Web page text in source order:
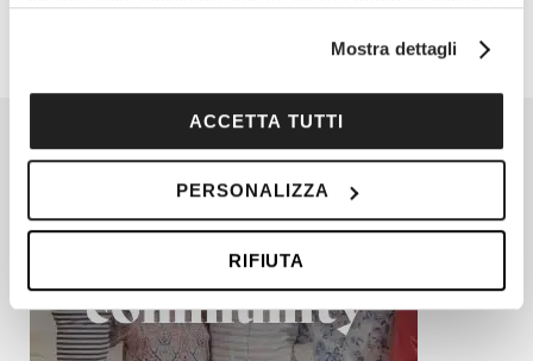
modificare o revocare il proprio consenso in qualsiasi
sull'icona di attivazione della privacy.
raccogliere informazioni sulla tua posizione
geografica, con un'approssimazione di qualche
Identificare il tuo dispositivo, scansionandolo
attivamente alla ricerca di caratteristiche specifiche
(impronte digitali).
Mostra dettagli
ACCETTA TUTTI
PERSONALIZZA
RIFIUTA